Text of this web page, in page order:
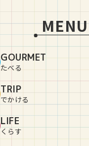
MENU
GOURMET
たべる
TRIP
でかける
LIFE
くらす